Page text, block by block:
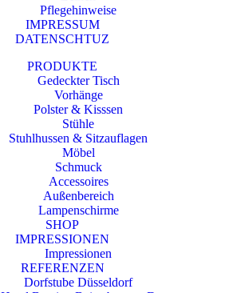
Pflegehinweise
IMPRESSUM
DATENSCHTUZ
PRODUKTE
Gedeckter Tisch
Vorhänge
Polster & Kisssen
Stühle
Stuhlhussen & Sitzauflagen
Möbel
Schmuck
Accessoires
Außenbereich
Lampenschirme
SHOP
IMPRESSIONEN
Impressionen
REFERENZEN
Dorfstube Düsseldorf